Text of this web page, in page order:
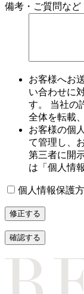
備考・ご質問など
お客様へお
い合わせに
す。 当社の
全体を転載
お客様の個
て管理し、
第三者に開
は「個人情
個人情報保護